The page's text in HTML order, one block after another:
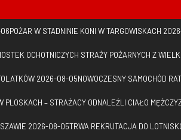
POŻAR W STADNINIE KONI W TARGOWISKACH
OCHOTNICZYCH STRAŻY POŻARNYCH Z
2026-08-05NOWOCZESNY SAMOCHÓD
PLOSKACH – STRAŻACY ODNALEŹLI CIAŁO
2026-08-05TRWA REKRUTACJA DO